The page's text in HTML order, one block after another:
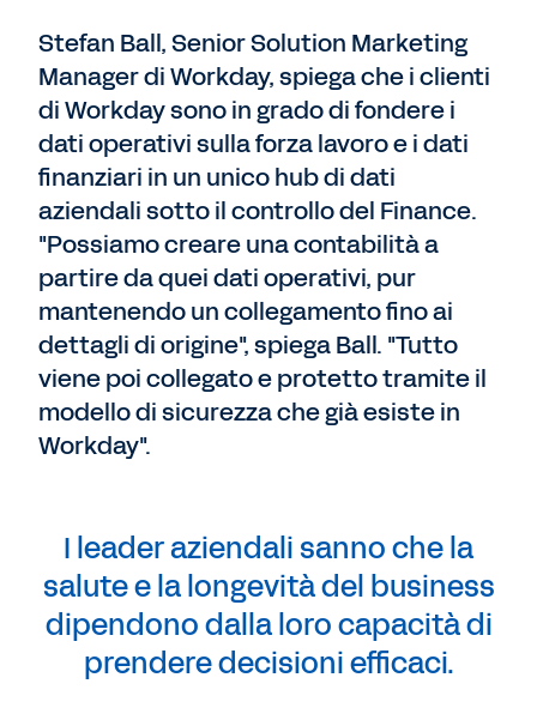
Stefan Ball, Senior Solution Marketing
Manager di Workday, spiega che i clienti
di Workday sono in grado di fondere i
dati operativi sulla forza lavoro e i dati
finanziari in un unico hub di dati
aziendali sotto il controllo del Finance.
"Possiamo creare una contabilità a
partire da quei dati operativi, pur
mantenendo un collegamento fino ai
dettagli di origine", spiega Ball. "Tutto
viene poi collegato e protetto tramite il
modello di sicurezza che già esiste in
Workday".
I leader aziendali sanno che la
salute e la longevità del business
dipendono dalla loro capacità di
prendere decisioni efficaci.